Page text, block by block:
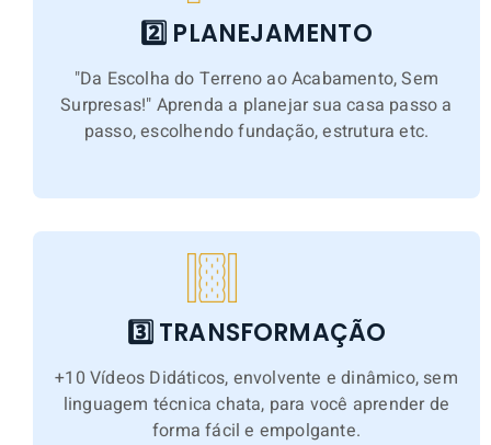
2️⃣ PLANEJAMENTO
"Da Escolha do Terreno ao Acabamento, Sem
Surpresas!" Aprenda a planejar sua casa passo a
passo, escolhendo fundação, estrutura etc.
3️⃣ TRANSFORMAÇÃO
+10 Vídeos Didáticos, envolvente e dinâmico, sem
linguagem técnica chata, para você aprender de
forma fácil e empolgante.